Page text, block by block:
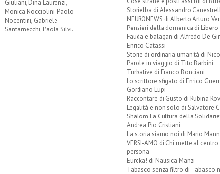
Giuliani, Dina Laurenzi,
Monica Nocciolini, Paolo
Nocentini, Gabriele
Santarnecchi, Paola Silvi.
Storielba di Alessandro
NEURONEWS di Alberto Arturo
Pensieri della domenica di Libero
Fauda e balagan di Alfredo De
Enrico Catassi
Storie di ordinaria umanità di
Parole in viaggio di Tito Barbini
Turbative di Franco Bonciani
Lo scrittore sfigato di Enrico
Gordiano Lupi
Raccontare di Gusto di Rubina
Legalità e non solo di Salvatore
Shalom La Cultura della
Andrea Pio Cristiani
La storia siamo noi di Mario
VERSI-AMO di Chi mette al centro
persona
Eureka! di Nausica Manzi
Tabasco senza filtro di Tabasco